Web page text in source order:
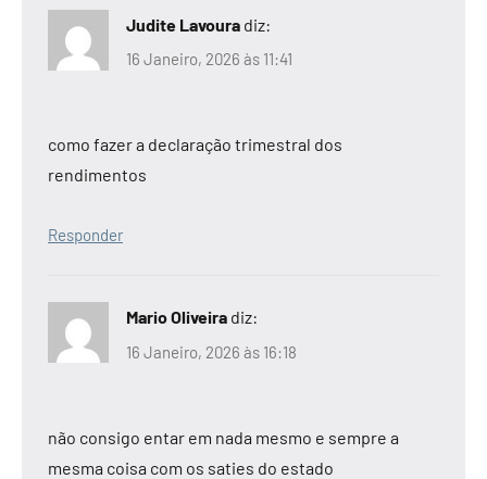
Judite Lavoura diz:
16 Janeiro, 2026 às 11:41
como fazer a declaração trimestral dos
rendimentos
Responder
Mario Oliveira diz:
16 Janeiro, 2026 às 16:18
não consigo entar em nada mesmo e sempre a
mesma coisa com os saties do estado